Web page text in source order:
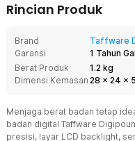
Rincian Produk
Brand
Taffware
Garansi
1 Tahun
Berat Produk
1.2 kg
Dimensi Kemasan 28 x 24 x 5
Menjaga berat badan tetap
badan digital Taffware
presisi, layar LCD backlight,